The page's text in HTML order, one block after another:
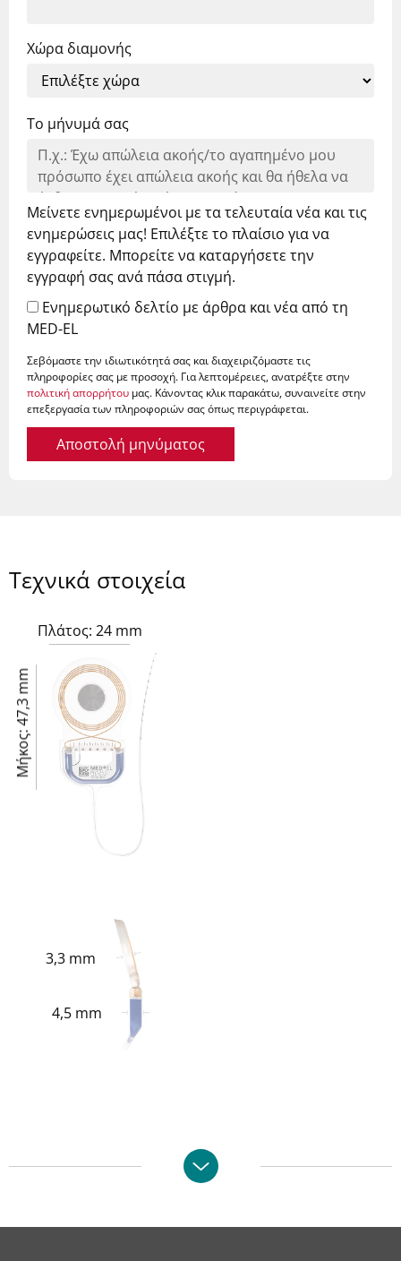
Χώρα διαμονής
Το μήνυμά σας
Μείνετε ενημερωμένοι με τα τελευταία νέα και τις
ενημερώσεις μας! Επιλέξτε το πλαίσιο για να
εγγραφείτε. Μπορείτε να καταργήσετε την
εγγραφή σας ανά πάσα στιγμή.
Ενημερωτικό δελτίο με άρθρα και νέα από τη
MED-EL
Σεβόμαστε την ιδιωτικότητά σας και διαχειριζόμαστε τις
πληροφορίες σας με προσοχή. Για λεπτομέρειες, ανατρέξτε στην
πολιτική απορρήτου μας. Κάνοντας κλικ παρακάτω, συναινείτε στην
επεξεργασία των πληροφοριών σας όπως περιγράφεται.
Αποστολή μηνύματος
Τεχνικά στοιχεία
Πλάτος: 24 mm
Μήκος: 47,3 mm
3,3 mm
4,5 mm